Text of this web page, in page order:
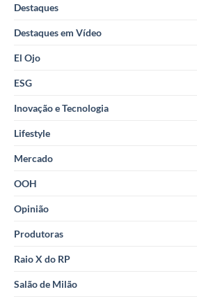
Destaques
Destaques em Vídeo
El Ojo
ESG
Inovação e Tecnologia
Lifestyle
Mercado
OOH
Opinião
Produtoras
Raio X do RP
Salão de Milão